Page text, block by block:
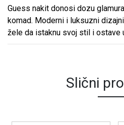
Guess nakit donosi dozu
komad. Moderni i luksuzni
žele da istaknu svoj stil i ostave
Slični